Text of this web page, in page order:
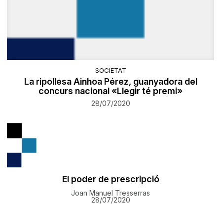
SOCIETAT
La ripollesa Ainhoa Pérez, guanyadora del
concurs nacional «Llegir té premi»
28/07/2020
El poder de prescripció
Joan Manuel Tresserras
28/07/2020